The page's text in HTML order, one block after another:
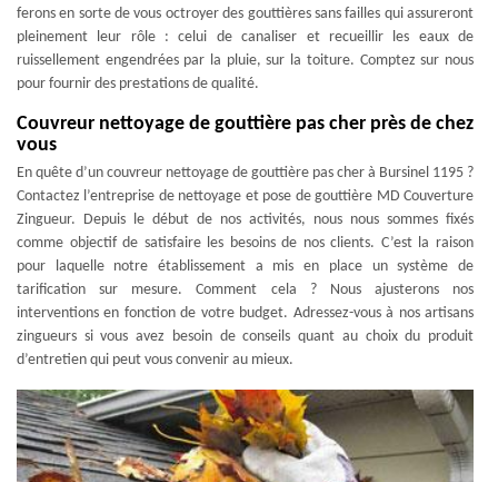
ferons en sorte de vous octroyer des gouttières sans failles qui assureront
pleinement leur rôle : celui de canaliser et recueillir les eaux de
ruissellement engendrées par la pluie, sur la toiture. Comptez sur nous
pour fournir des prestations de qualité.
Couvreur nettoyage de gouttière pas cher près de chez
vous
En quête d’un couvreur nettoyage de gouttière pas cher à Bursinel 1195 ?
Contactez l’entreprise de nettoyage et pose de gouttière MD Couverture
Zingueur. Depuis le début de nos activités, nous nous sommes fixés
comme objectif de satisfaire les besoins de nos clients. C’est la raison
pour laquelle notre établissement a mis en place un système de
tarification sur mesure. Comment cela ? Nous ajusterons nos
interventions en fonction de votre budget. Adressez-vous à nos artisans
zingueurs si vous avez besoin de conseils quant au choix du produit
d’entretien qui peut vous convenir au mieux.